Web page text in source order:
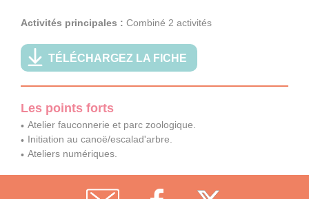
Activités principales : Combiné 2 activités
TÉLÉCHARGEZ LA FICHE
Les points forts
Atelier fauconnerie et parc zoologique.
Initiation au canoë/escalad'arbre.
Ateliers numériques.